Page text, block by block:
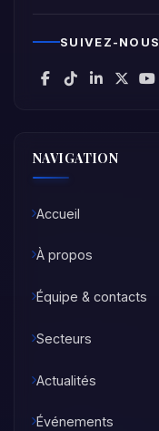
SUIVEZ-NOUS
NAVIGATION
Accueil
À propos
Équipe & contacts
Secteurs
Actualités
Événements